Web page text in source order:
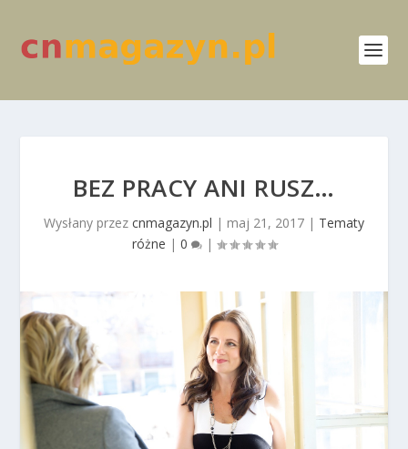
BEZ PRACY ANI RUSZ…
Wysłany przez cnmagazyn.pl | maj 21, 2017 | Tematy
różne | 0 |